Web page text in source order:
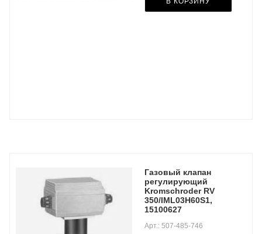
Газовый клапан
регулирующий
Kromschroder RV
350/IML03H60S1,
15100627
Арт.: 507-485-746